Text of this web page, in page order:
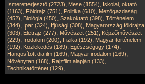
Ismeretterjesztő (2723), Mese (1554), Iskolai, oktató
(1163), Földrajz (751), Politika (610), Mezőgazdaság
(452), Biológia (450), Szakoktató (398), Történelem
(344), Ipar (324), Ifjúsági (308), Magyarország földrajza
(303), Életrajz (277), Művészet (251), Képzőművészet
(229), Irodalom (200), Fizika (192), Magyar történelem
(192), Közlekedés (189), Egészségügy (174),
Hangosított diafilm (169), Magyar irodalom (169),
Növénytan (168), Rajzfilm alapján (133),
Technikatörténet (129),